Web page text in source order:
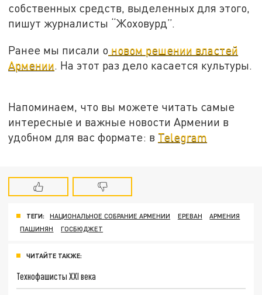
собственных средств, выделенных для этого,
пишут журналисты “Жоховурд”.
Ранее мы писали о новом решении властей
Армении . На этот раз дело касается культуры.
Напоминаем, что вы можете читать самые
интересные и важные новости Армении в
удобном для вас формате: в Telegram
ТЕГИ: НАЦИОНАЛЬНОЕ СОБРАНИЕ АРМЕНИИ ЕРЕВАН
АРМЕНИЯ
ПАШИНЯН
ГОСБЮДЖЕТ
ЧИТАЙТЕ ТАКЖЕ:
Технофашисты XXI века